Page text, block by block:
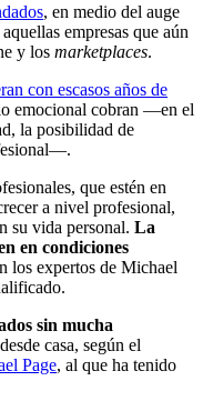
, en medio del auge
empresas que aún
y los marketplaces.
con escasos años de
emocional cobran —en el
la posibilidad de
que estén en
a nivel profesional,
su vida personal. La
en condiciones
los expertos de Michael
sin mucha
casa, según el
Page, al que ha tenido